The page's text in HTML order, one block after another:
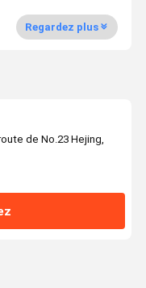
Regardez plus
de No.23 Hejing,